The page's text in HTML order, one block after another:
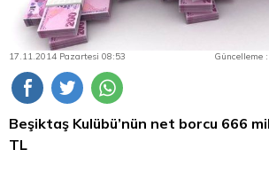
17.11.2014 Pazartesi 08:53 Güncelleme
Beşiktaş Kulübü’nün net borcu 666
TL